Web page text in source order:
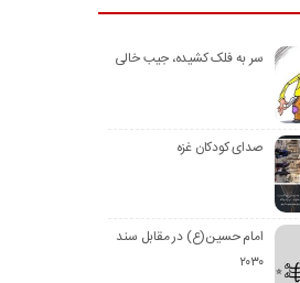
سر به فلک کشیده، جیب خالی
صدای کودکان غزه
امام حسین(ع) در مقابل سند
۲۰۳۰